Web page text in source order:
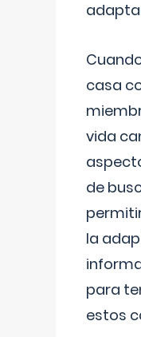
casa
vida
de
la
para
estos